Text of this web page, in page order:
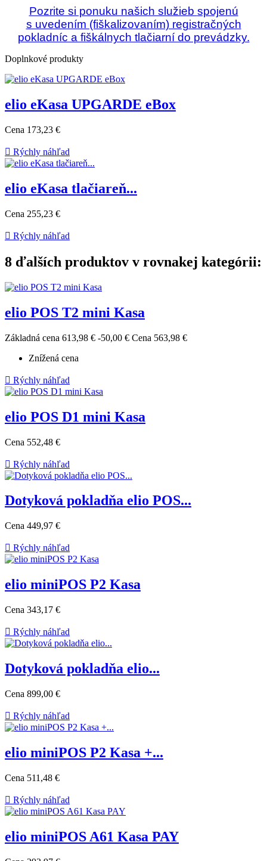
Pozrite si ponuku našich služieb spojenú
s uvedením (fiškalizovaním) registračných
pokladníc a fiškálnych tlačiarní do prevádzky.
Doplnkové produkty
elio eKasa UPGARDE eBox
Cena 173,23 €
 Rýchly náhľad
elio eKasa tlačiareň...
Cena 255,23 €
 Rýchly náhľad
8 ďalších produktov v rovnakej kategórii:
elio POS T2 mini Kasa
Základná cena 613,98 € -50,00 € Cena 563,98 €
Znížená cena
 Rýchly náhľad
elio POS D1 mini Kasa
Cena 552,48 €
 Rýchly náhľad
Dotyková pokladňa elio POS...
Cena 449,97 €
 Rýchly náhľad
elio miniPOS P2 Kasa
Cena 343,17 €
 Rýchly náhľad
Dotyková pokladňa elio...
Cena 899,00 €
 Rýchly náhľad
elio miniPOS P2 Kasa +...
Cena 511,48 €
 Rýchly náhľad
elio miniPOS A61 Kasa PAY